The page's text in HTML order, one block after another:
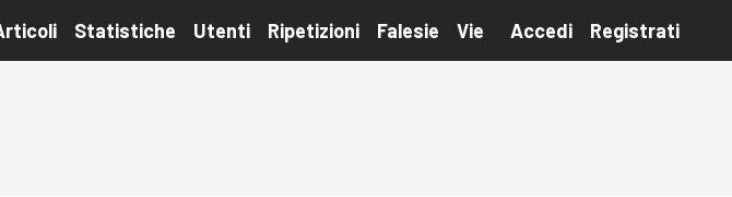
Statistiche Utenti Ripetizioni Falesie Vie Accedi Registrati